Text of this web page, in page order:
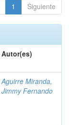
1 Siguiente
Autor(es)
Aguirre Miranda,
Jimmy Fernando